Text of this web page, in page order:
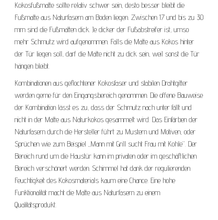
Kokosfußmatte sollte relativ schwer sein, desto besser bleibt die
Fußmatte aus Naturfasern am Boden liegen. Zwischen 17 und bis zu 30
mm sind die Fußmatten dick. Je dicker der Fußabstreifer ist, umso
mehr Schmutz wird aufgenommen. Falls die Matte aus Kokos hinter
der Tür liegen soll, darf die Matte nicht zu dick sein, weil sonst die Tür
hängen bleibt.
Kombinationen aus geflochtener Kokosfaser und stabilen Drahtgitter
werden gerne für den Eingangsbereich genommen. Die offene Bauweise
der Kombination lässt es zu, dass der Schmutz nach unter fällt und
nicht in der Matte aus Naturkokos gesammelt wird. Das Einfärben der
Naturfasern durch die Hersteller führt zu Mustern und Motiven, oder
Sprüchen wie zum Beispiel „Mann mit Grill sucht Frau mit Kohle“. Der
Bereich rund um die Haustür kann im privaten oder im geschäftlichen
Bereich verschönert werden. Schimmel hat dank der regulierenden
Feuchtigkeit des Kokosmaterials kaum eine Chance. Eine hohe
Funktionalität macht die Matte aus Naturfasern zu einem
Qualitätsprodukt.